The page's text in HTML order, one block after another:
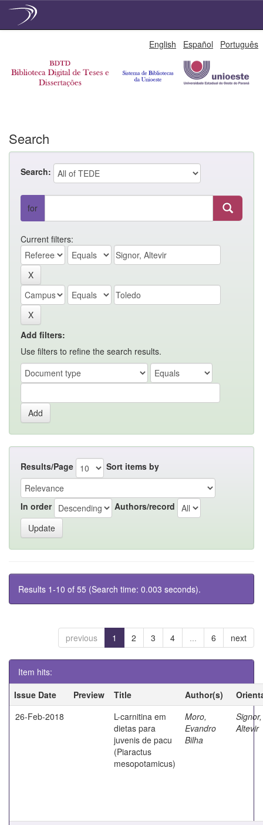
English Español Português
Search
Search:
for
Current filters:
Add filters:
Use filters to refine the search results.
Results/Page Sort items by
In order Authors/record
Results 1-10 of 55 (Search time: 0.003 seconds).
previous 1 2 3 4 ... 6 next
Item hits:
Issue Date
Preview Title Author(s)
26-Feb-2018
L-carnitina em
dietas para
juvenis de pacu
(Piaractus
mesopotamicus)
Moro,
Evandro
Bilha
Signor,
Altevir